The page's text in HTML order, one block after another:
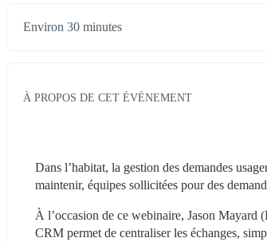
Environ 30 minutes
À PROPOS DE CET ÉVÉNEMENT
Dans l’habitat, la gestion des demandes
maintenir, équipes sollicitées pour des
À l’occasion de ce webinaire, Jason Mayard
CRM permet de centraliser les échanges,